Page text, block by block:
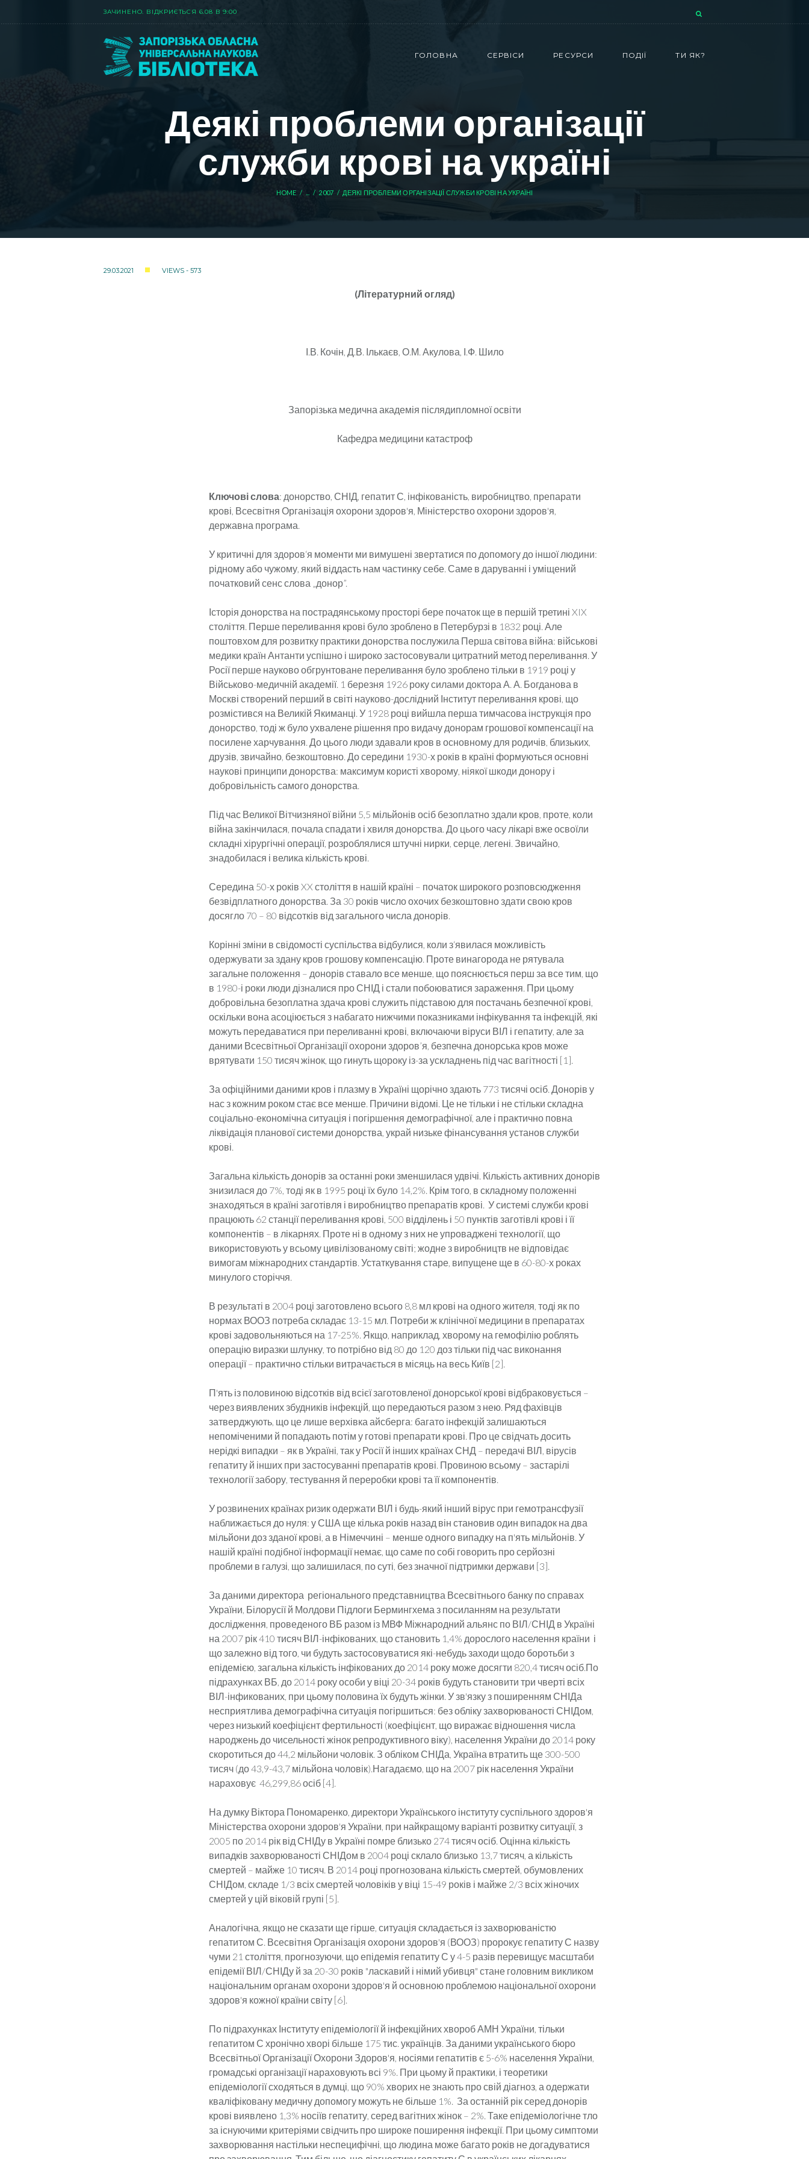
ЗАЧИНЕНО. ВIДКРИЄТЬСЯ 6.08 В 9:00
ГОЛОВНА СЕРВІСИ РЕСУРСИ ПОДІЇ ТИ ЯК?
Деякі проблеми організації
служби крові на україні
HOME ... 2007 ДЕЯКІ ПРОБЛЕМИ ОРГАНІЗАЦІЇ СЛУЖБИ КРОВІ НА УКРАЇНІ
29.03.2021 VIEWS - 573
(Літературний огляд)
І.В. Кочін, Д.В. Ількаєв, О.М. Акулова, І.Ф. Шило
Запорізька медична академія післядипломної освіти
Кафедра медицини катастроф
Ключові слова: донорство, СНІД, гепатит С, інфікованість, виробництво, препарати
крові, Всесвітня Організація охорони здоров'я, Міністерство охорони здоров'я,
державна програма.
У критичні для здоров‘я моменти ми вимушені звертатися по допомогу до іншої людини:
рідному або чужому, який віддасть нам частинку себе. Саме в даруванні і уміщений
початковий сенс слова „донор”.
Історія донорства на пострадянському просторі бере початок ще в першій третині XIX
століття. Перше переливання крові було зроблено в Петербурзі в 1832 році. Але
поштовхом для розвитку практики донорства послужила Перша світова війна: військові
медики країн Антанти успішно і широко застосовували цитратний метод переливання. У
Росії перше науково обгрунтоване переливання було зроблено тільки в 1919 році у
Військово-медичній академії. 1 березня 1926 року силами доктора А. А. Богданова в
Москві створений перший в світі науково-дослідний Інститут переливання крові, що
розмістився на Великій Якиманці. У 1928 році вийшла перша тимчасова інструкція про
донорство, тоді ж було ухвалене рішення про видачу донорам грошової компенсації на
посилене харчування. До цього люди здавали кров в основному для родичів, близьких,
друзів, звичайно, безкоштовно. До середини 1930-х років в країні формуються основні
наукові принципи донорства: максимум користі хворому, ніякої шкоди донору і
добровільність самого донорства.
Під час Великої Вітчизняної війни 5,5 мільйонів осіб безоплатно здали кров, проте, коли
війна закінчилася, почала спадати і хвиля донорства. До цього часу лікарі вже освоїли
складні хірургічні операції, розроблялися штучні нирки, серце, легені. Звичайно,
знадобилася і велика кількість крові.
Середина 50-х років XX століття в нашій країні – початок широкого розповсюдження
безвідплатного донорства. За 30 років число охочих безкоштовно здати свою кров
досягло 70 – 80 відсотків від загального числа донорів.
Корінні зміни в свідомості суспільства відбулися, коли з‘явилася можливість
одержувати за здану кров грошову компенсацію. Проте винагорода не рятувала
загальне положення – донорів ставало все менше, що пояснюється перш за все тим, що
в 1980-і роки люди дізналися про СНІД і стали побоюватися зараження. При цьому
добровільна безоплатна здача крові служить підставою для постачань безпечної крові,
оскільки вона асоціюється з набагато нижчими показниками інфікування та інфекцій, які
можуть передаватися при переливанні крові, включаючи віруси ВІЛ і гепатиту, але за
даними Всесвітньої Організації охорони здоров’я, безпечна донорська кров може
врятувати 150 тисяч жінок, що гинуть щороку із-за ускладнень під час вагітності [1].
За офіційними даними кров і плазму в Україні щорічно здають 773 тисячі осіб. Донорів у
нас з кожним роком стає все менше. Причини відомі. Це не тільки і не стільки складна
соціально-економічна ситуація і погіршення демографічної, але і практично повна
ліквідація планової системи донорства, украй низьке фінансування установ служби
крові.
Загальна кількість донорів за останні роки зменшилася удвічі. Кількість активних донорів
знизилася до 7%, тоді як в 1995 році їх було 14,2%. Крім того, в складному положенні
знаходяться в країні заготівля і виробництво препаратів крові. У системі служби крові
працюють 62 станції переливання крові, 500 відділень і 50 пунктів заготівлі крові і її
компонентів – в лікарнях. Проте ні в одному з них не упроваджені технології, що
використовують у всьому цивілізованому світі; жодне з виробництв не відповідає
вимогам міжнародних стандартів. Устаткування старе, випущене ще в 60-80-х роках
минулого сторіччя.
В результаті в 2004 році заготовлено всього 8,8 мл крові на одного жителя, тоді як по
нормах ВООЗ потреба складає 13-15 мл. Потреби ж клінічної медицини в препаратах
крові задовольняються на 17-25%. Якщо, наприклад, хворому на гемофілію роблять
операцію виразки шлунку, то потрібно від 80 до 120 доз тільки під час виконання
операції – практично стільки витрачається в місяць на весь Київ [2].
П'ять із половиною відсотків від всієї заготовленої донорської крові відбраковується –
через виявлених збудників інфекцій, що передаються разом з нею. Ряд фахівців
затверджують, що це лише верхівка айсберга: багато інфекцій залишаються
непоміченими й попадають потім у готові препарати крові. Про це свідчать досить
нерідкі випадки – як в Україні, так у Росії й інших країнах СНД – передачі ВІЛ, вірусів
гепатиту й інших при застосуванні препаратів крові. Провиною всьому – застарілі
технології забору, тестування й переробки крові та її компонентів.
У розвинених країнах ризик одержати ВІЛ і будь-який інший вірус при гемотрансфузії
наближається до нуля: у США ще кілька років назад він становив один випадок на два
мільйони доз зданої крові, а в Німеччині – менше одного випадку на п'ять мільйонів. У
нашій країні подібної інформації немає, що саме по собі говорить про серйозні
проблеми в галузі, що залишилася, по суті, без значної підтримки держави [3].
За даними директора регіонального представництва Всесвітнього банку по справах
України, Білорусії й Молдови Підлоги Бермингхема з посиланням на результати
дослідження, проведеного ВБ разом із МВФ Міжнародний альянс по ВІЛ/СНІД в Україні
на 2007 рік 410 тисяч ВІЛ-інфікованих, що становить 1,4% дорослого населення країни і
що залежно від того, чи будуть застосовуватися які-небудь заходи щодо боротьби з
епідемією, загальна кількість інфікованих до 2014 року може досягти 820,4 тисяч осіб.По
підрахунках ВБ, до 2014 року особи у віці 20-34 років будуть становити три чверті всіх
ВІЛ-інфикованих, при цьому половина їх будуть жінки. У зв'язку з поширенням СНІДа
несприятлива демографічна ситуація погіршиться: без обліку захворюваності СНІДом,
через низький коефіцієнт фертильності (коефіцієнт, що виражає відношення числа
народжень до чисельності жінок репродуктивного віку), населення України до 2014 року
скоротиться до 44,2 мільйони чоловік. З обліком СНІДа, Україна втратить ще 300-500
тисяч (до 43,9-43,7 мільйона чоловік).Нагадаємо, що на 2007 рік населення України
нараховує 46,299,86 осіб [4].
На думку Віктора Пономаренко, директори Українського інституту суспільного здоров'я
Міністерства охорони здоров'я України, при найкращому варіанті розвитку ситуації, з
2005 по 2014 рік від СНІДу в Україні помре близько 274 тисяч осіб. Оцінна кількість
випадків захворюваності СНІДом в 2004 році склало близько 13,7 тисяч, а кількість
смертей – майже 10 тисяч. В 2014 році прогнозована кількість смертей, обумовлених
СНІДом, складе 1/3 всіх смертей чоловіків у віці 15-49 років і майже 2/3 всіх жіночих
смертей у цій віковій групі [5].
Аналогічна, якщо не сказати ще гірше, ситуація складається із захворюваністю
гепатитом С. Всесвітня Організація охорони здоров'я (ВООЗ) пророкує гепатиту С назву
чуми 21 століття, прогнозуючи, що епідемія гепатиту С у 4-5 разів перевищує масштаби
епідемії ВІЛ/СНІДу й за 20-30 років "ласкавий і німий убивця" стане головним викликом
національним органам охорони здоров'я й основною проблемою національної охорони
здоров'я кожної країни світу [6].
По підрахунках Інституту епідеміології й інфекційних хвороб АМН України, тільки
гепатитом С хронічно хворі більше 175 тис. українців. За даними українського бюро
Всесвітньої Організації Охорони Здоров'я, носіями гепатитів є 5-6% населення України,
громадські організації нараховують всі 9%. При цьому й практики, і теоретики
епідеміології сходяться в думці, що 90% хворих не знають про свій діагноз, а одержати
кваліфіковану медичну допомогу можуть не більше 1%. За останній рік серед донорів
крові виявлено 1,3% носіїв гепатиту, серед вагітних жінок – 2%. Таке епідеміологічне тло
за існуючими критеріями свідчить про широке поширення інфекції. При цьому симптоми
захворювання настільки неспецифічні, що людина може багато років не догадуватися